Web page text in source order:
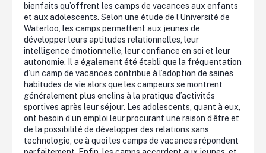
bienfaits qu’offrent les camps de vacances aux enfants
et aux adolescents. Selon une étude de l’Université de
Waterloo, les camps permettent aux jeunes de
développer leurs aptitudes relationnelles, leur
intelligence émotionnelle, leur confiance en soi et leur
autonomie. Il a également été établi que la fréquentation
d’un camp de vacances contribue à l’adoption de saines
habitudes de vie alors que les campeurs se montrent
généralement plus enclins à la pratique d’activités
sportives après leur séjour. Les adolescents, quant à eux,
ont besoin d’un emploi leur procurant une raison d’être et
de la possibilité de développer des relations sans
technologie, ce à quoi les camps de vacances répondent